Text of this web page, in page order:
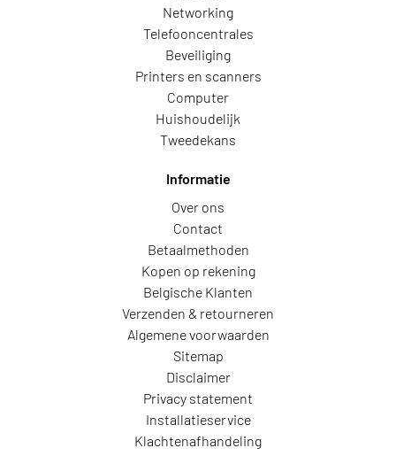
Networking
Telefooncentrales
Beveiliging
Printers en scanners
Computer
Huishoudelijk
Tweedekans
Informatie
Over ons
Contact
Betaalmethoden
Kopen op rekening
Belgische Klanten
Verzenden & retourneren
Algemene voorwaarden
Sitemap
Disclaimer
Privacy statement
Installatieservice
Klachtenafhandeling